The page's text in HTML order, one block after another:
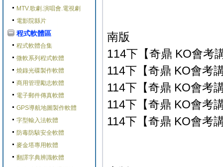
MTV.歌劇.演唱會.電視劇
電影院縣片
程式軟體區
程式軟體合集
微軟系列程式軟體
燒錄光碟製作軟體
商用管理勵志軟體
電子郵件傳真軟體
GPS導航地圖製作軟體
字型輸入法軟體
防毒防駭安全軟體
麥金塔專用軟體
翻譯字典辨識軟體
南版
114下【奇鼎 KO會考
114下【奇鼎 KO會考
114下【奇鼎 KO會考
114下【奇鼎 KO會考
114下【奇鼎 KO會考